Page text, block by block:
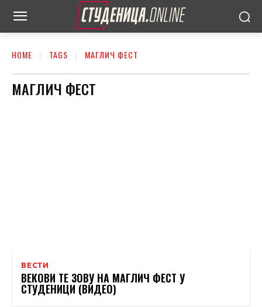
HOME TAGS МАГЛИЧ ФЕСТ
МАГЛИЧ ФЕСТ
ВЕСТИ
ВЕКОВИ ТЕ ЗОВУ НА МАГЛИЧ ФЕСТ У
СТУДЕНИЦИ (ВИДЕО)